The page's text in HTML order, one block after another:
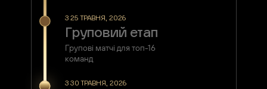
З 25 ТРАВНЯ, 2026
Груповий етап
Групові матчі для топ-16
команд
З 30 ТРАВНЯ, 2026